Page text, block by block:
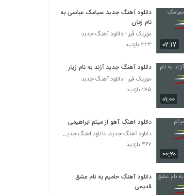
دانلود آهنگ ابراهیم چاردولی حبس ابد
۳۱۵ بازدید
آهنگ کلافه از کیان کهتری(پاپ)
۳۰۶ بازدید
موزیک زیبای نباشه دنیا از آرمین تارخ
دانلود آهنگ محمد مهرزاد تنها آرزوم
۳۰۶ بازدید
آهنگ روح اله صادقیان بنام رگبار تردید
۲۴۵ بازدید
۰۲:۱۷
دانلود آهنگ جدید سیامک عباسی به
نام زمان
موزیک قیر - دانلود آهنگ جدبد
۳۲۳ بازدید
۰۱:۰۰
دانلود آهنگ جدید آژند به نام ژیار
موزیک قیر - دانلود آهنگ جدبد
۲۸۵ بازدید
۰۰:۲۰
دانلود اهنگ آهو از میثم ابراهیمی
دانلود آهنگ جدید، دانلود اهنگ جدید ایرانی
۴۶۷ بازدید
دانلود آهنگ حامیم به نام عشق
قدیمی